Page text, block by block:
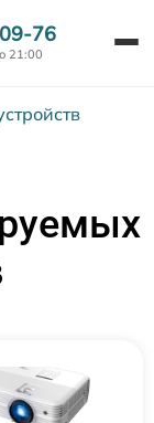
76
21:00